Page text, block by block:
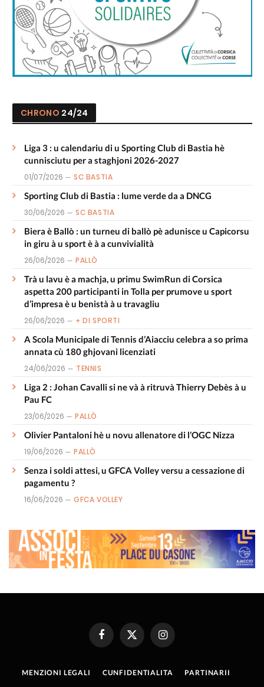
CHRONO 24/24
Liga 3 : u calendariu di u Sporting Club di Bastia hè
cunnisciutu per a staghjoni 2026-2027
01/07/2026 SC BASTIA
Sporting Club di Bastia : lume verde da a DNCG
30/06/2026 SC BASTIA
Biera è Ballò : un turneu di ballò pè adunisce u Capicorsu
in giru à u sport è à a cunvivialità
26/06/2026 PALLÒ
Trà u lavu è a machja, u primu SwimRun di Corsica
aspetta 200 participanti in Tolla per prumove u sport
d’impresa è u benistà à u travagliu
26/06/2026 + DI SPORTI
A Scola Municipale di Tennis d’Aiacciu celebra a so prima
annata cù 180 ghjovani licenziati
24/06/2026 TENNIS
Liga 2 : Johan Cavalli si ne và à ritruvà Thierry Debès à u
Pau FC
23/06/2026 PALLÒ
Olivier Pantaloni hè u novu allenatore di l’OGC Nizza
19/06/2026 PALLÒ
Senza i soldi attesi, u GFCA Volley versu a cessazione di
pagamentu ?
16/06/2026 GFCA VOLLEY
FacebookX
(Twitter)
Instagram
MENZIONI LEGALI CUNFIDENTIALITA
PARTINARII